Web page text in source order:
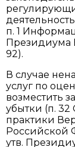
п. 1
Президиума
92).
В случае
услуг по
возместить
убытки (п. 32
практики
Российской
утв.